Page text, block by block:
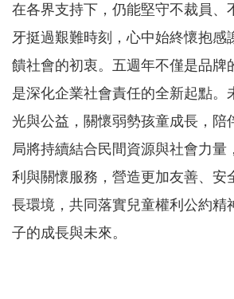
政
府
開
資
訊
社
福
構
地
圖
在各界支持下，仍能堅守不裁員、
牙挺過艱難時刻，心中始終懷抱感
饋社會的初衷。五週年不僅是品牌
是深化企業社會責任的全新起點。
光與公益，關懷弱勢孩童成長，陪
局將持續結合民間資源與社會力量
利與關懷服務，營造更加友善、安
長環境，共同落實兒童權利公約精
子的成長與未來。